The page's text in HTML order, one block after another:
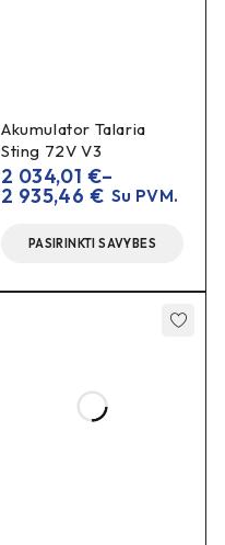
100% EOL Test under
load
TTL + Bluetooth
Akumulator Talaria
Sting 72V V3
2 034,01 €–
2 935,46 € Su PVM.
PASIRINKTI SAVYBES